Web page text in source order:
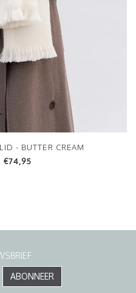
- BUTTER CREAM
€74,95
ABONNEER